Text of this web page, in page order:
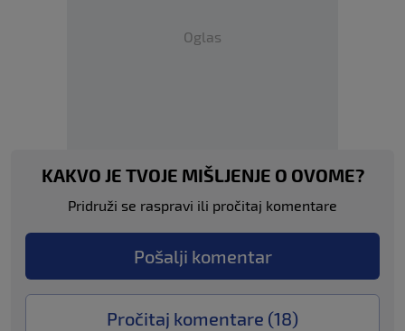
Oglas
KAKVO JE TVOJE MIŠLJENJE O OVOME?
Pridruži se raspravi ili pročitaj komentare
Pošalji komentar
Pročitaj komentare (18)